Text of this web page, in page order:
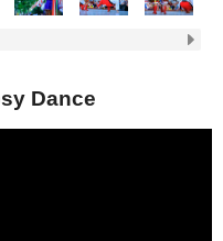
Dance